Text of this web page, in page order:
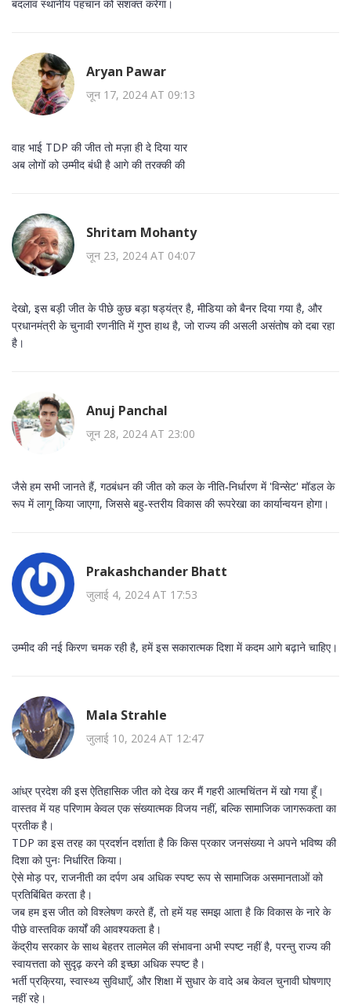
बदलाव स्थानीय पहचान को सशक्त करेगा।
Aryan Pawar
जून 17, 2024 AT 09:13
वाह भाई TDP की जीत तो मज़ा ही दे दिया यार
अब लोगों को उम्मीद बंधी है आगे की तरक्की की
Shritam Mohanty
जून 23, 2024 AT 04:07
देखो, इस बड़ी जीत के पीछे कुछ बड़ा षड्यंत्र है, मीडिया को बैनर दिया गया है, और
प्रधानमंत्री के चुनावी रणनीति में गुप्त हाथ है, जो राज्य की असली असंतोष को दबा रहा
है।
Anuj Panchal
जून 28, 2024 AT 23:00
जैसे हम सभी जानते हैं, गठबंधन की जीत को कल के नीति‑निर्धारण में 'विन्सेट' मॉडल के
रूप में लागू किया जाएगा, जिससे बहु‑स्तरीय विकास की रूपरेखा का कार्यान्वयन होगा।
Prakashchander Bhatt
जुलाई 4, 2024 AT 17:53
उम्मीद की नई किरण चमक रही है, हमें इस सकारात्मक दिशा में कदम आगे बढ़ाने चाहिए।
Mala Strahle
जुलाई 10, 2024 AT 12:47
आंध्र प्रदेश की इस ऐतिहासिक जीत को देख कर मैं गहरी आत्मचिंतन में खो गया हूँ।
वास्तव में यह परिणाम केवल एक संख्यात्मक विजय नहीं, बल्कि सामाजिक जागरूकता का
प्रतीक है।
TDP का इस तरह का प्रदर्शन दर्शाता है कि किस प्रकार जनसंख्या ने अपने भविष्य की
दिशा को पुनः निर्धारित किया।
ऐसे मोड़ पर, राजनीती का दर्पण अब अधिक स्पष्ट रूप से सामाजिक असमानताओं को
प्रतिबिंबित करता है।
जब हम इस जीत को विश्लेषण करते हैं, तो हमें यह समझ आता है कि विकास के नारे के
पीछे वास्तविक कार्यों की आवश्यकता है।
केंद्रीय सरकार के साथ बेहतर तालमेल की संभावना अभी स्पष्ट नहीं है, परन्तु राज्य की
स्वायत्तता को सुदृढ़ करने की इच्छा अधिक स्पष्ट है।
भर्ती प्रक्रिया, स्वास्थ्य सुविधाएँ, और शिक्षा में सुधार के वादे अब केवल चुनावी घोषणाए
नहीं रहे।